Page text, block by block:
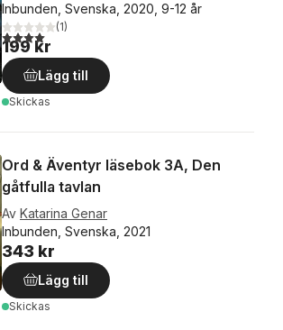
Inbunden, Svenska, 2020, 9-12 år
4,0utav 5 stjärnor. Totalt antal röster:
(1)
199 kr
Lägg till
Skickas
Ord & Äventyr läsebok 3A, Den
gåtfulla tavlan
Av Katarina Genar
Inbunden, Svenska, 2021
343 kr
Lägg till
Skickas